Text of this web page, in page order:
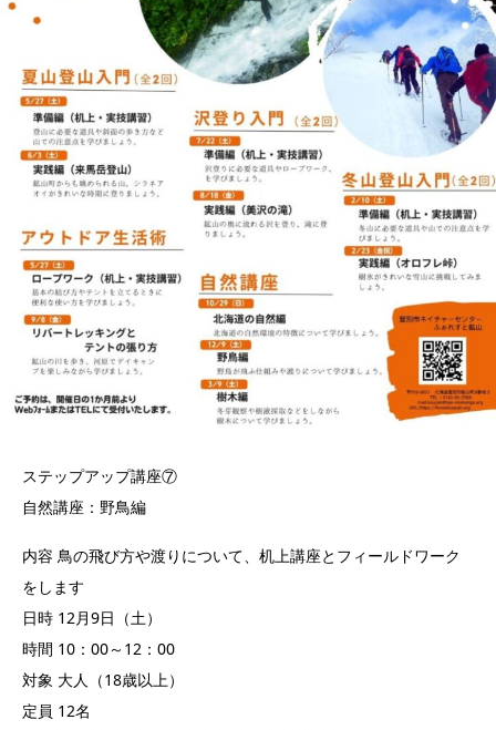
ステップアップ講座⑦
自然講座：野鳥編
内容 鳥の飛び方や渡りについて、机上講座とフィールドワーク
をします
日時 12月9日（土）
時間 10：00～12：00
対象 大人（18歳以上）
定員 12名